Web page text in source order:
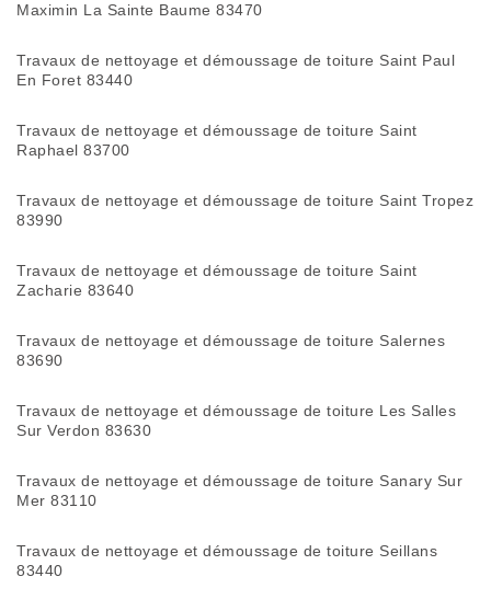
Maximin La Sainte Baume 83470
Travaux de nettoyage et démoussage de toiture Saint Paul
En Foret 83440
Travaux de nettoyage et démoussage de toiture Saint
Raphael 83700
Travaux de nettoyage et démoussage de toiture Saint Tropez
83990
Travaux de nettoyage et démoussage de toiture Saint
Zacharie 83640
Travaux de nettoyage et démoussage de toiture Salernes
83690
Travaux de nettoyage et démoussage de toiture Les Salles
Sur Verdon 83630
Travaux de nettoyage et démoussage de toiture Sanary Sur
Mer 83110
Travaux de nettoyage et démoussage de toiture Seillans
83440